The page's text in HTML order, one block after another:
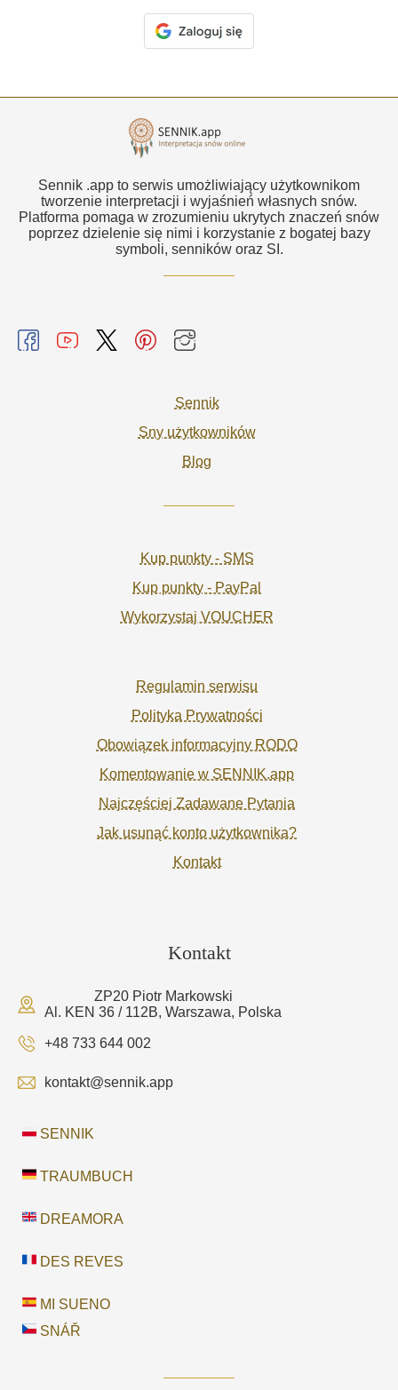
Sennik .app to serwis umożliwiający użytkownikom
tworzenie interpretacji i wyjaśnień własnych snów.
Platforma pomaga w zrozumieniu ukrytych znaczeń snów
poprzez dzielenie się nimi i korzystanie z bogatej bazy
symboli, senników oraz SI.
Sennik
Sny użytkowników
Blog
Kup punkty - SMS
Kup punkty - PayPal
Wykorzystaj VOUCHER
Regulamin serwisu
Polityka Prywatności
Obowiązek informacyjny RODO
Komentowanie w SENNIK.app
Najczęściej Zadawane Pytania
Jak usunąć konto użytkownika?
Kontakt
Kontakt
ZP20 Piotr Markowski
Al. KEN 36 / 112B, Warszawa, Polska
+48 733 644 002
kontakt@sennik.app
SENNIK
TRAUMBUCH
DREAMORA
DES REVES
MI SUENO
SNÁŘ